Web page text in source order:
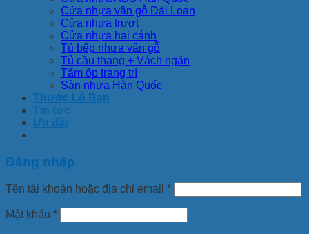
Cửa nhựa vân gỗ Đài Loan
Cửa nhựa trượt
Cửa nhựa hai cánh
Tủ bếp nhựa vân gỗ
Tủ cầu thang + Vách ngăn
Tấm ốp trang trí
Sàn nhựa Hàn Quốc
Thước Lỗ Ban
Tin tức
Ưu đãi
Đăng nhập
Tên tài khoản hoặc địa chỉ email *
Mật khẩu *